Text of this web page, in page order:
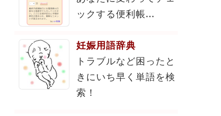
ックする便利帳...
妊娠用語辞典
トラブルなど困ったと
きにいち早く単語を検
索！